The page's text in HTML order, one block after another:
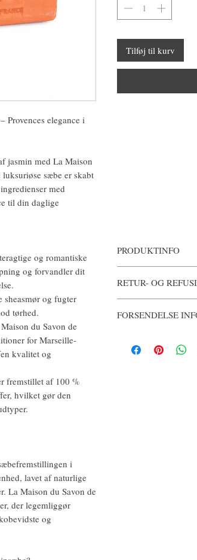
Provences elegance i
jasmin med La Maison
luksuriøse sæbe er skabt
med
til din daglige
og romantiske
og forvandler dit
sheasmør og fugter
tørhed.
du Savon de
for Marseille-
kvalitet og
fremstillet af 100 %
hvilket gør den
i
lavet af naturlige
La Maison du Savon de
der legemliggør
og
Tilføj til kurv
PRODUKTINFO
Hvert sæbestykke er
Ingredienser:
Rosmarinus Officinalis
RETUR- OG
FORSENDELSE
efter køb er bekræftet.